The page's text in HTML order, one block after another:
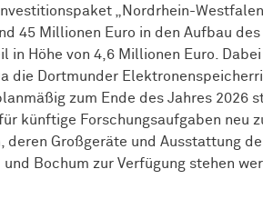
„Nordrhein-
45 Millionen Euro in den Aufbau
in Höhe von 4,6 Millionen Euro.
die Dortmunder
zum Ende des Jahres
künftige Forschungsaufgaben neu
deren Großgeräte und Ausstattung
und Bochum zur Verfügung stehen